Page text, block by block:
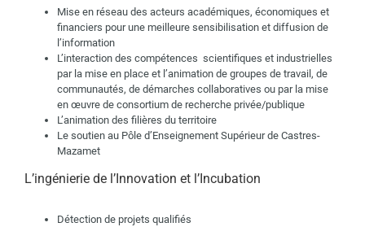
Mise en réseau des acteurs académiques, économiques et
financiers pour une meilleure sensibilisation et diffusion de
l’information
L’interaction des compétences scientifiques et industrielles
par la mise en place et l’animation de groupes de travail, de
communautés, de démarches collaboratives ou par la mise
en œuvre de consortium de recherche privée/publique
L’animation des filières du territoire
Le soutien au Pôle d’Enseignement Supérieur de Castres-
Mazamet
L’ingénierie de l’Innovation et l’Incubation
Détection de projets qualifiés